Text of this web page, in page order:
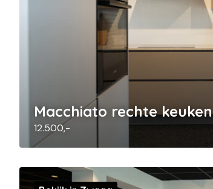
Macchiato rechte keuken
12.500,-